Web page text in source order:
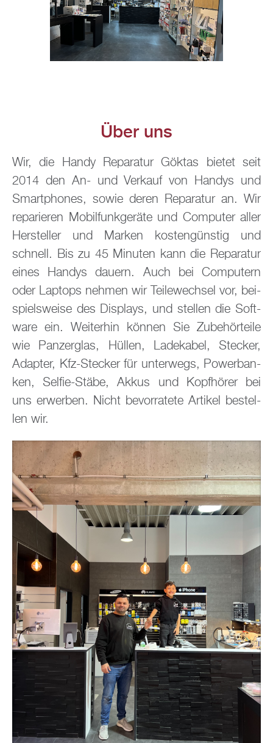
Über uns
Wir, die Handy Re­pa­ra­tur Gök­tas bie­tet seit
2014 den An- und Ver­kauf von Han­dys und
Smart­pho­nes, sowie deren Re­pa­ra­tur an. Wir
re­pa­rie­ren Mo­bil­funk­ge­rä­te und Com­pu­ter aller
Her­stel­ler und Mar­ken kos­ten­güns­tig und
schnell. Bis zu 45 Mi­nu­ten kann die Re­pa­ra­tur
eines Han­dys dau­ern. Auch bei Com­pu­tern
oder Lap­tops neh­men wir Tei­le­wech­sel vor, bei­
spiels­wei­se des Dis­plays, und stel­len die Soft­
ware ein. Wei­ter­hin kön­nen Sie Zu­be­hör­tei­le
wie Pan­zer­glas, Hül­len, La­de­ka­bel, Ste­cker,
Ad­ap­ter, Kfz-Ste­cker für un­ter­wegs, Power­ban­
ken, Sel­fie-Stäbe, Akkus und Kopf­hö­rer bei
uns er­wer­ben. Nicht be­vor­ra­te­te Ar­ti­kel be­stel­
len wir.